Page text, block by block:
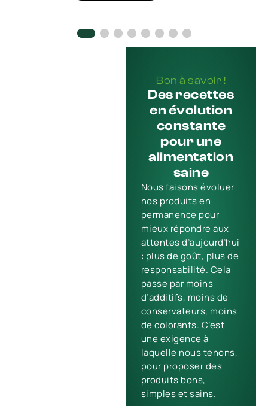
Bon à savoir !
Des recettes
en évolution
constante
pour une
alimentation
saine
Nous faisons évoluer
nos produits en
permanence pour
mieux répondre aux
attentes d’aujourd’hui
: plus de goût, plus de
responsabilité. Cela
passe par moins
d’additifs, moins de
conservateurs, moins
de colorants. C’est
une exigence à
laquelle nous tenons,
pour proposer des
produits bons,
simples et sains.